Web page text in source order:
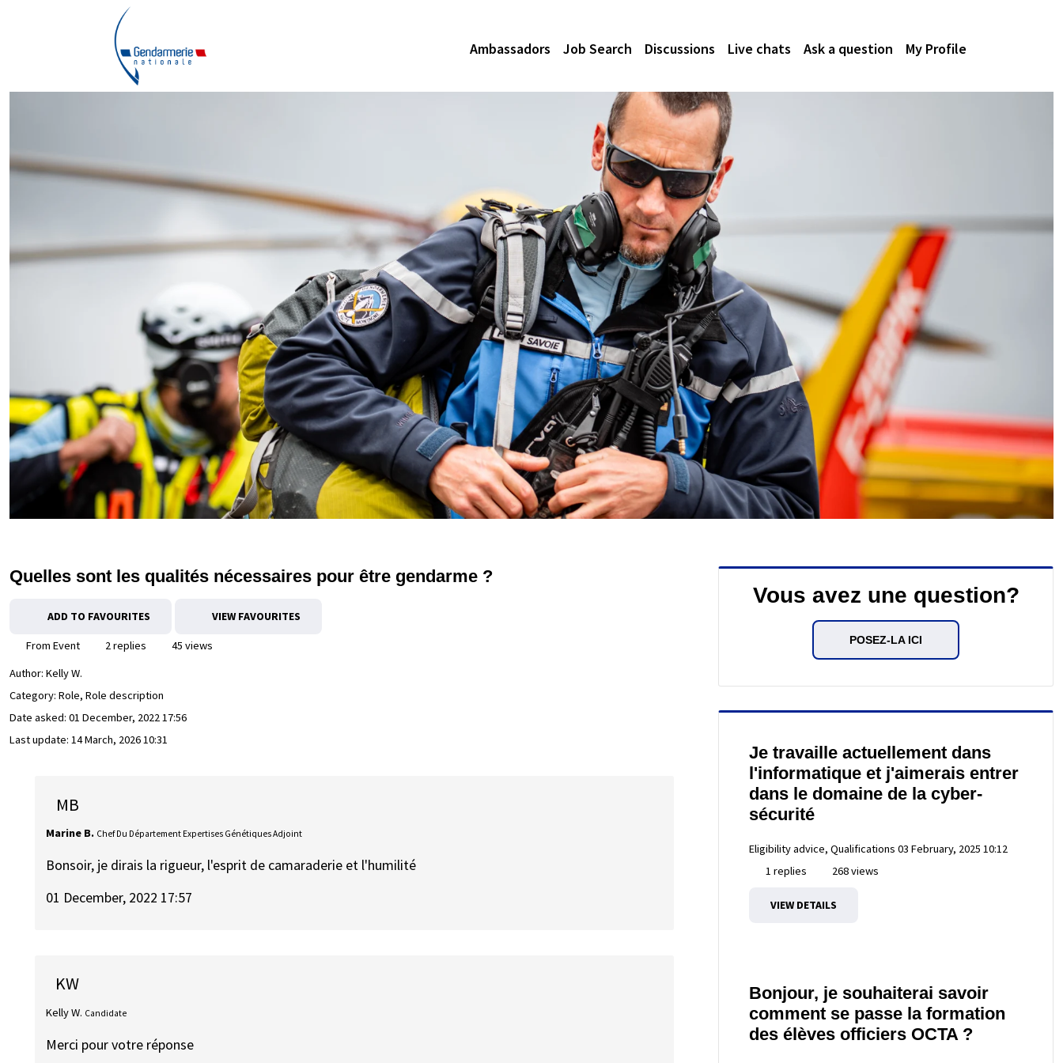
Ambassadors Job Search Discussions Live chats Ask a question My Profile
Quelles sont les qualités nécessaires pour être gendarme ?
ADD TO FAVOURITES VIEW FAVOURITES
From Event 2 replies
45 views
Author: Kelly W.
Category: Role, Role description
Date asked: 01 December, 2022 17:56
Last update: 14 March, 2026 10:31
MB
Marine B. Chef Du Département Expertises Génétiques Adjoint
Bonsoir, je dirais la rigueur, l'esprit de camaraderie et l'humilité
01 December, 2022 17:57
KW
Kelly W. Candidate
Merci pour votre réponse
Vous avez une question?
POSEZ-LA ICI
Je travaille actuellement dans
l'informatique et j'aimerais entrer
dans le domaine de la cyber-
sécurité
Eligibility advice, Qualifications 03 February, 2025 10:12
1 replies
268 views
VIEW DETAILS
Bonjour, je souhaiterai savoir
comment se passe la formation
des élèves officiers OCTA ?